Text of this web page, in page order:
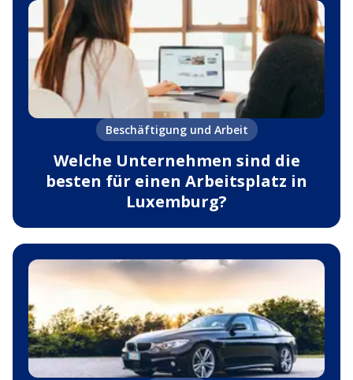
Beschäftigung und Arbeit
Welche Unternehmen sind die
besten für einen Arbeitsplatz in
Luxemburg?